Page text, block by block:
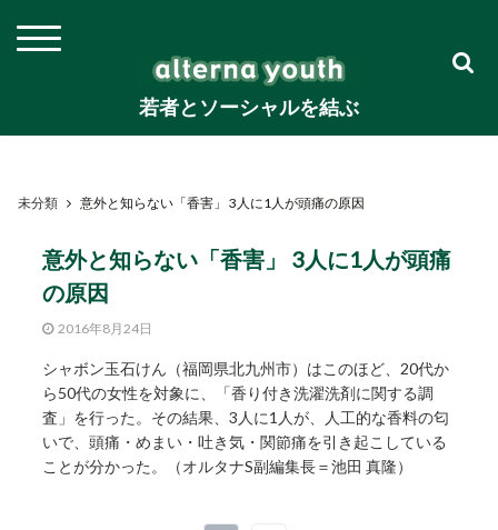
若者とソーシャルを結ぶ
未分類 意外と知らない「香害」 3人に1人が頭痛の原因
意外と知らない「香害」 3人に1人が頭痛
の原因
2016年8月24日
シャボン玉石けん（福岡県北九州市）はこのほど、20代か
ら50代の女性を対象に、「香り付き洗濯洗剤に関する調
査」を行った。その結果、3人に1人が、人工的な香料の匂
いで、頭痛・めまい・吐き気・関節痛を引き起こしている
ことが分かった。（オルタナS副編集長＝池田 真隆）